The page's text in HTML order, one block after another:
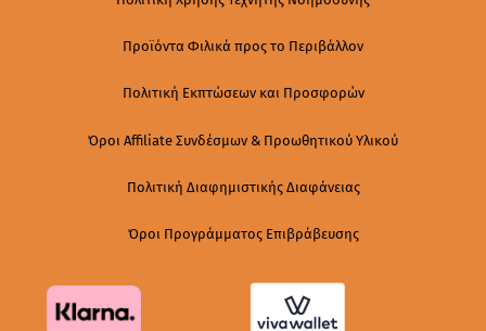
Προϊόντα Φιλικά προς το Περιβάλλον
Πολιτική Εκπτώσεων και Προσφορών
Όροι Affiliate Συνδέσμων & Προωθητικού Υλικού
Πολιτική Διαφημιστικής Διαφάνειας
Όροι Προγράμματος Επιβράβευσης